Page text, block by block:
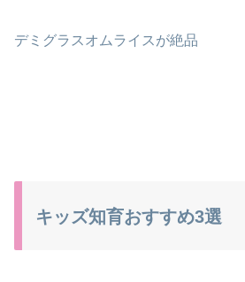
デミグラスオムライスが絶品
キッズ知育おすすめ3選